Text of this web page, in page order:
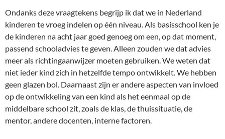
Ondanks deze vraagtekens begrijp ik dat we in Nederland
kinderen te vroeg indelen op één niveau. Als basisschool ken je
de kinderen na acht jaar goed genoeg om een, op dat moment,
passend schooladvies te geven. Alleen zouden we dat advies
meer als richtingaanwijzer moeten gebruiken. We weten dat
niet ieder kind zich in hetzelfde tempo ontwikkelt. We hebben
geen glazen bol. Daarnaast zijn er andere aspecten van invloed
op de ontwikkeling van een kind als het eenmaal op de
middelbare school zit, zoals de klas, de thuissituatie, de
mentor, andere docenten, interne factoren.